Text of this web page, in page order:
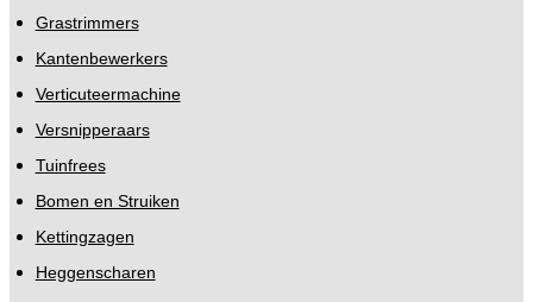
Grastrimmers
Kantenbewerkers
Verticuteermachine
Versnipperaars
Tuinfrees
Bomen en Struiken
Kettingzagen
Heggenscharen